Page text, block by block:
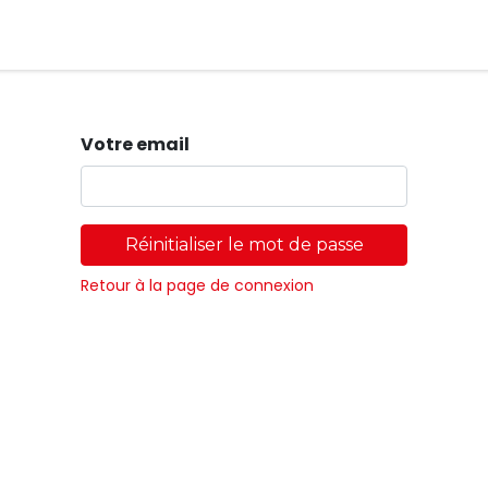
Votre email
Réinitialiser le mot de passe
Retour à la page de connexion